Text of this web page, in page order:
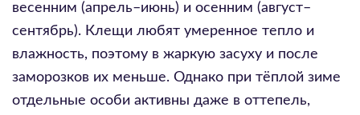
весенним (апрель–июнь) и осенним (август–
сентябрь). Клещи любят умеренное тепло и
влажность, поэтому в жаркую засуху и после
заморозков их меньше. Однако при тёплой зиме
отдельные особи активны даже в оттепель,